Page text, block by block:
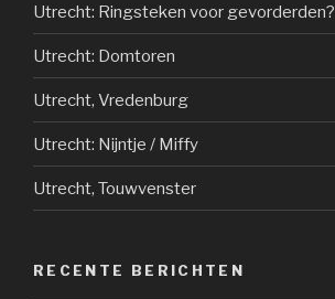
Utrecht: Ringsteken voor gevorderden?
Utrecht: Domtoren
Utrecht, Vredenburg
Utrecht: Nijntje / Miffy
Utrecht, Touwvenster
RECENTE BERICHTEN